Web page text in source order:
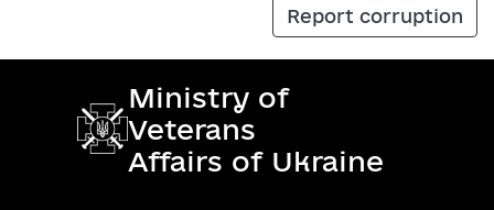
Report corruption
Ministry of
Veterans
Affairs of Ukraine